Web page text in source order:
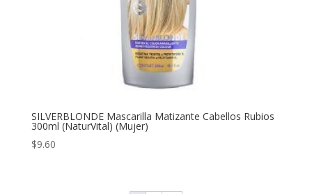
SILVERBLONDE Mascarilla Matizante Cabellos Rubios
300ml (NaturVital) (Mujer)
$9.60